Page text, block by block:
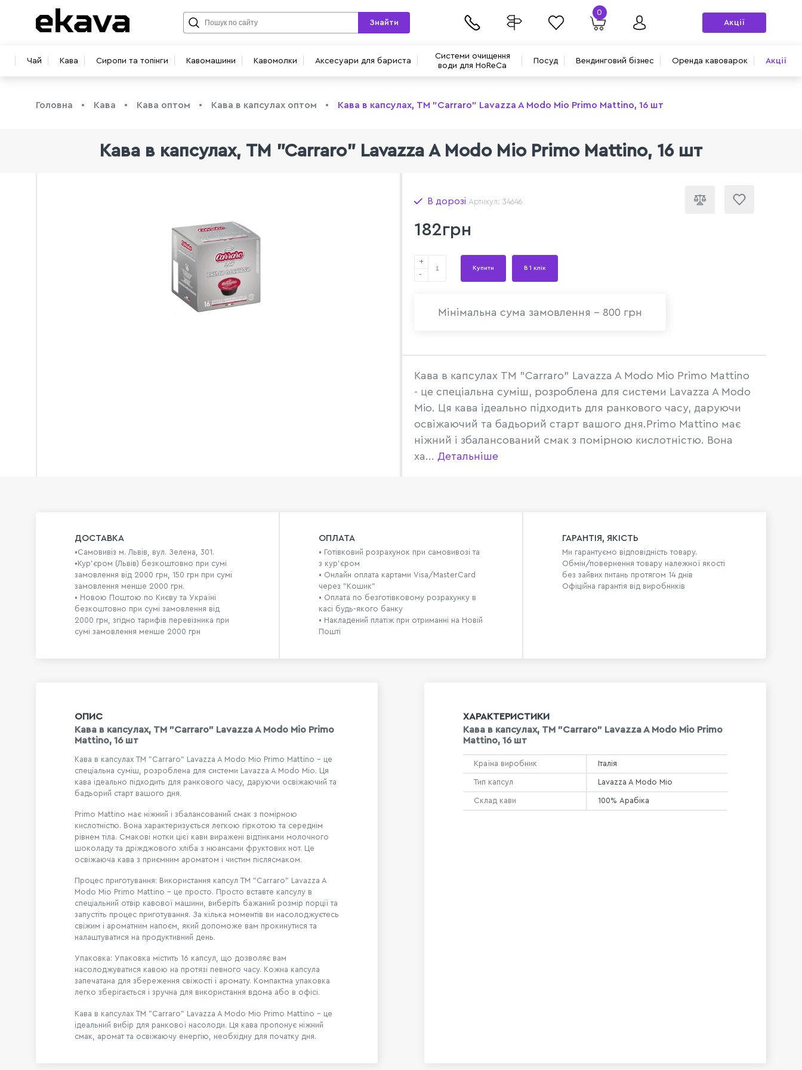
info@ekava.com.ua
Чай Кава Сиропи та топінги Кавомашини Кавомолки Аксесуари для бариста
Системи очищення
води для HoReCa
Посуд Вендинговий бізнес Оренда кавоварок Акції
Знайти
0
Акції
Головна Кава Кава оптом Кава в капсулах оптом Кава в капсулах, TM "Carraro" Lavazza A Modo Mio Primo Mattino, 16 шт
Кава в капсулах, TM "Carraro" Lavazza A Modo Mio Primo Mattino, 16 шт
В дорозі Артикул: 34646
182грн
+
-
Купити В 1 клік
Мінімальна сума замовлення - 800 грн
Кава в капсулах TM "Carraro" Lavazza A Modo Mio Primo Mattino
- це спеціальна суміш, розроблена для системи Lavazza A Modo
Mio. Ця кава ідеально підходить для ранкового часу, даруючи
освіжаючий та бадьорий старт вашого дня.Primo Mattino має
ніжний і збалансований смак з помірною кислотністю. Вона
ха... Детальніше
ДОСТАВКА
•Самовивіз м. Львів, вул. Зелена, 301.
•Кур'єром (Львів) безкоштовно при сумі
замовлення від 2000 грн, 150 грн при сумі
замовлення менше 2000 грн.
• Новою Поштою по Києву та Україні
безкоштовно при сумі замовлення від
2000 грн, згідно тарифів перевізника при
сумі замовлення менше 2000 грн
ОПЛАТА
• Готівковий розрахунок при самовивозі та
з кур’єром
• Онлайн оплата картами Visa/MasterCard
через "Кошик"
• Оплата по безготівковому розрахунку в
касі будь-якого банку
• Накладений платіж при отриманні на Новій
Пошті
ГАРАНТІЯ, ЯКІСТЬ
Ми гарантуємо відповідність товару.
Обмін/повернення товару належної якості
без зайвих питань протягом 14 днів
Офіційна гарантія від виробників
ОПИС
Кава в капсулах, TM "Carraro" Lavazza A Modo Mio Primo
Mattino, 16 шт
Кава в капсулах TM "Carraro" Lavazza A Modo Mio Primo Mattino - це
спеціальна суміш, розроблена для системи Lavazza A Modo Mio. Ця
кава ідеально підходить для ранкового часу, даруючи освіжаючий та
бадьорий старт вашого дня.
Primo Mattino має ніжний і збалансований смак з помірною
кислотністю. Вона характеризується легкою гіркотою та середнім
рівнем тіла. Смакові нотки цієї кави виражені відтінками молочного
шоколаду та дріжджового хліба з нюансами фруктових нот. Це
освіжаюча кава з приємним ароматом і чистим післясмаком.
Процес приготування: Використання капсул TM "Carraro" Lavazza A
Modo Mio Primo Mattino - це просто. Просто вставте капсулу в
спеціальний отвір кавової машини, виберіть бажаний розмір порції та
запустіть процес приготування. За кілька моментів ви насолоджуєтесь
свіжим і ароматним напоєм, який допоможе вам прокинутися та
налаштуватися на продуктивний день.
Упаковка: Упаковка містить 16 капсул, що дозволяє вам
насолоджуватися кавою на протязі певного часу. Кожна капсула
запечатана для збереження свіжості і аромату. Компактна упаковка
легко зберігається і зручна для використання вдома або в офісі.
Кава в капсулах TM "Carraro" Lavazza A Modo Mio Primo Mattino - це
ідеальний вибір для ранкової насолоди. Ця кава пропонує ніжний
смак, аромат та освіжаючу енергію, необхідну для початку дня.
ХАРАКТЕРИСТИКИ
Кава в капсулах, TM "Carraro" Lavazza A Modo Mio Primo
Mattino, 16 шт
Країна виробник Італія
Тип капсул Lavazza A Modo Mio
Склад кави 100% Арабіка